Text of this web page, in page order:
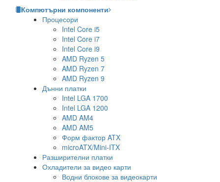
Компютърни компоненти
Процесори
Intel Core i5
Intel Core i7
Intel Core i9
AMD Ryzen 5
AMD Ryzen 7
AMD Ryzen 9
Дънни платки
Intel LGA 1700
Intel LGA 1200
AMD AM4
AMD AM5
Форм фактор ATX
microATX/Mini-ITX
Разширителни платки
Охладители за видео карти
Водни блокове за видеокарти